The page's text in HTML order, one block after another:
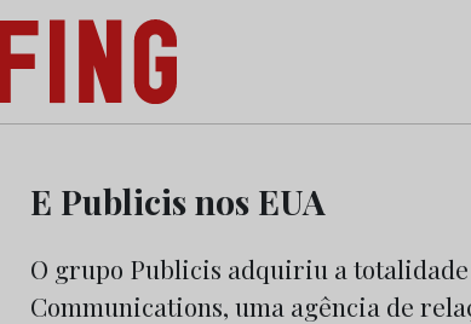
sobre os negócios do Marketing e da
E Publicis nos EUA
O grupo Publicis adquiriu a
Communications, uma agência de